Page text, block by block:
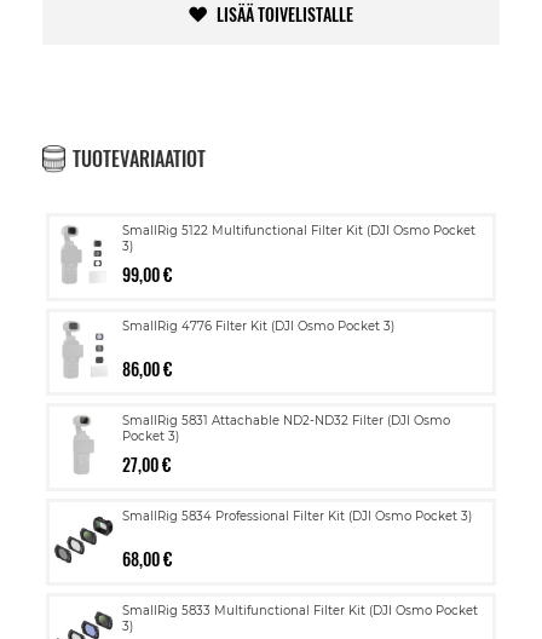
LISÄÄ TOIVELISTALLE
TUOTEVARIAATIOT
SmallRig 5122 Multifunctional Filter Kit (DJI Osmo Pocket
3)
99,00 €
SmallRig 4776 Filter Kit (DJI Osmo Pocket 3)
86,00 €
SmallRig 5831 Attachable ND2-ND32 Filter (DJI Osmo
Pocket 3)
27,00 €
SmallRig 5834 Professional Filter Kit (DJI Osmo Pocket 3)
68,00 €
SmallRig 5833 Multifunctional Filter Kit (DJI Osmo Pocket
3)